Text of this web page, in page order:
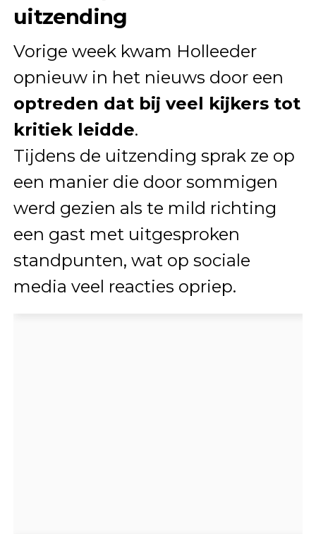
uitzending
Vorige week kwam Holleeder
opnieuw in het nieuws door een
optreden dat bij veel kijkers tot
kritiek leidde.
Tijdens de uitzending sprak ze op
een manier die door sommigen
werd gezien als te mild richting
een gast met uitgesproken
standpunten, wat op sociale
media veel reacties opriep.